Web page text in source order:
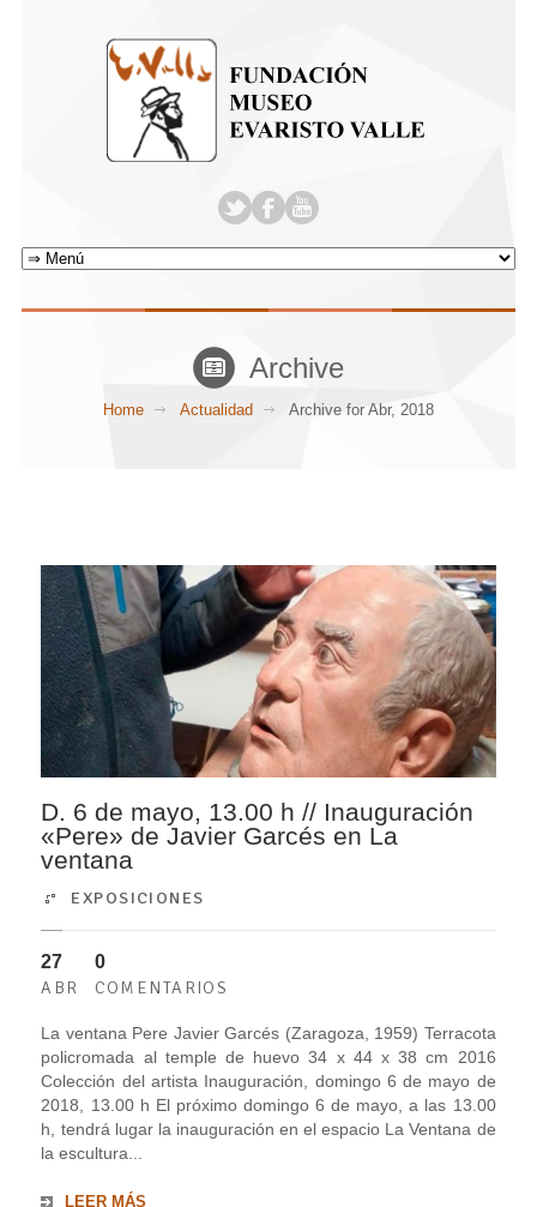
Archive
Home Actualidad Archive for Abr, 2018
D. 6 de mayo, 13.00 h // Inauguración
«Pere» de Javier Garcés en La
ventana
EXPOSICIONES
27
ABR
0
COMENTARIOS
La ventana Pere Javier Garcés (Zaragoza, 1959) Terracota
policromada al temple de huevo 34 x 44 x 38 cm 2016
Colección del artista Inauguración, domingo 6 de mayo de
2018, 13.00 h El próximo domingo 6 de mayo, a las 13.00
h, tendrá lugar la inauguración en el espacio La Ventana de
la escultura...
LEER MÁS